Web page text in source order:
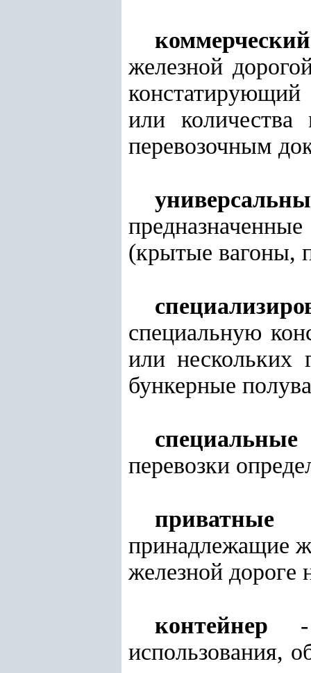
железной
констатирующий
или количества
перевозочным
(крытые вагоны,
специальную
или нескольких
бункерные
перевозки
приватные
принадлежащие
железной дороге
контейнер -
использования,